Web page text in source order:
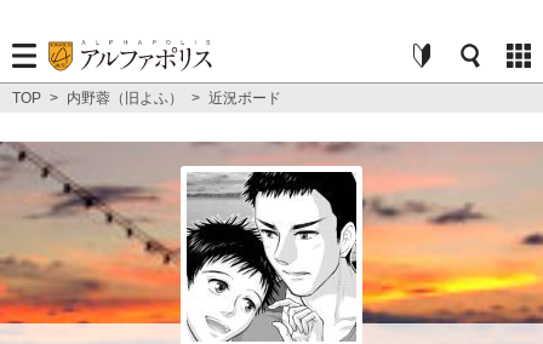
TOP > 内野蓉（旧よふ） > 近況ボード